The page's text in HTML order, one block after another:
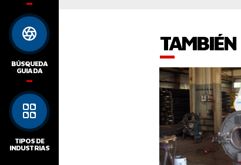
BÚSQUEDA
GUIADA
TIPOS DE
INDUSTRIAS
VER EL